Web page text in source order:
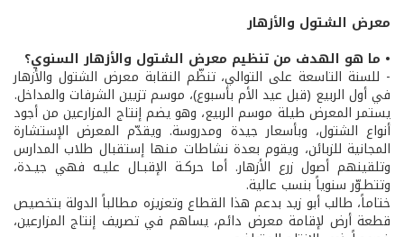
معرض الشتول والأزهار
• ما هو الهدف من تنظيم معرض الشتول والأزهار السنوي؟
- للسنة التاسعة على التوالي، تنظّم النقابة معرض الشتول والأزهار
في أول الربيع (قبل عيد الأم بأسبوع)، موسم تزيين الشرفات والمداخل.
يستمر المعرض طيلة موسم الربيع، وهو يضم إنتاج المزارعين من أجود
أنواع الشتول، وبأسعار جيدة ومدروسة. ويقدّم المعرض الإستشارة
المجانية للزبائن، ويقوم بعدة نشاطات منها إستقبال طلاب المدارس
وتلقينهم أصول زرع الأزهار. أما حركـة الإقبـال عليـه فهي جيـدة،
وتتطـوّر سنوياً بنسب عالية.
ختاماً، طالب أبو زيد بدعم هذا القطاع وتعزيزه مطالباً الدولة بتخصيص
قطعة أرض لإقامة معرض دائم، يساهم في تصريف إنتاج المزارعين،